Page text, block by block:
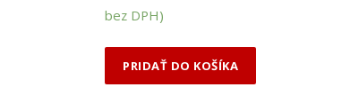
o
u
bez DPH)
PRIDAŤ DO KOŠÍKA